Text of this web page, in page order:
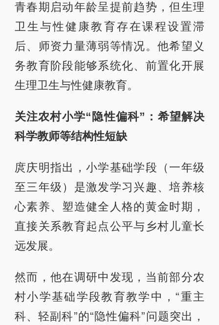
青春期启动年龄呈提前趋势，但生理
卫生与性健康教育存在课程设置滞
后、师资力量薄弱等情况。他希望义
务教育阶段能够系统化、前置化开展
生理卫生与性健康教育。
关注农村小学“隐性偏科”：希望解决
科学教师等结构性短缺
庹庆明指出，小学基础学段（一年级
至三年级）是激发学习兴趣、培养核
心素养、塑造健全人格的黄金时期，
直接关系教育起点公平与乡村儿童长
远发展。
然而，他在调研中发现，当前部分农
村小学基础学段教育教学中，“重主
科、轻副科”的“隐性偏科”问题突出，